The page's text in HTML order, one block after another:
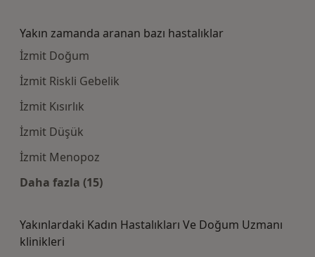
Yakın zamanda aranan bazı hastalıklar
İzmit Doğum
İzmit Riskli Gebelik
İzmit Kısırlık
İzmit Düşük
İzmit Menopoz
Daha fazla (15)
Yakınlardaki Kadın Hastalıkları Ve Doğum Uzmanı
klinikleri